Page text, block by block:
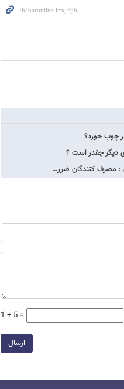
چوب خورد؟
دیگر چقدر است ؟
1 + 5 =
ارسال